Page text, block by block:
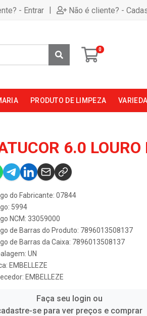
- Entrar | Não é cliente? -
0
PRODUTO DE LIMPEZA
6.0 LOURO
do Fabricante: 07844
5994
NCM: 33059000
de Barras do Produto: 7896013508137
de Barras da Caixa: 7896013508137
UN
EMBELLEZE
EMBELLEZE
Faça seu login ou
se para ver preços e comprar